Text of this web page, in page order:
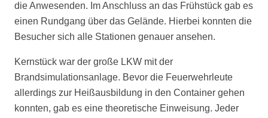
die Anwesenden. Im Anschluss an das Frühstück gab es
einen Rundgang über das Gelände. Hierbei konnten die
Besucher sich alle Stationen genauer ansehen.
Kernstück war der große LKW mit der
Brandsimulationsanlage. Bevor die Feuerwehrleute
allerdings zur Heißausbildung in den Container gehen
konnten, gab es eine theoretische Einweisung. Jeder